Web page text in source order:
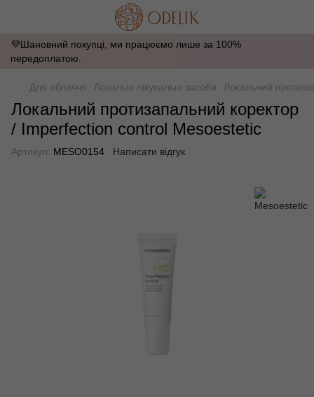
💜Шановний покупці, ми працюємо лише за 100%
передоплатою.
Для обличчя Локальні лікувальні засоби Локальний
Локальний протизапальний коректор
/ Іmperfection control Mesoestetic
Артикул: MESO0154 Написати відгук